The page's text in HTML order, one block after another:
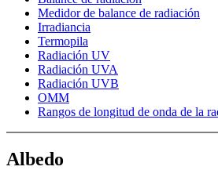
Medidor de balance de radiación
Irradiancia
Termopila
Radiación UV
Radiación UVA
Radiación UVB
OMM
Rangos de longitud de onda de la
Albedo